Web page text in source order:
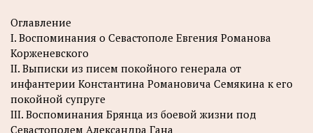
Оглавление
I. Воспоминания о Севастополе Евгения Романова
Корженевского
II. Выписки из писем покойного генерала от
инфантерии Константина Романовича Семякина к его
покойной супруге
III. Воспоминания Брянца из боевой жизни под
Севастополем Александра Гана